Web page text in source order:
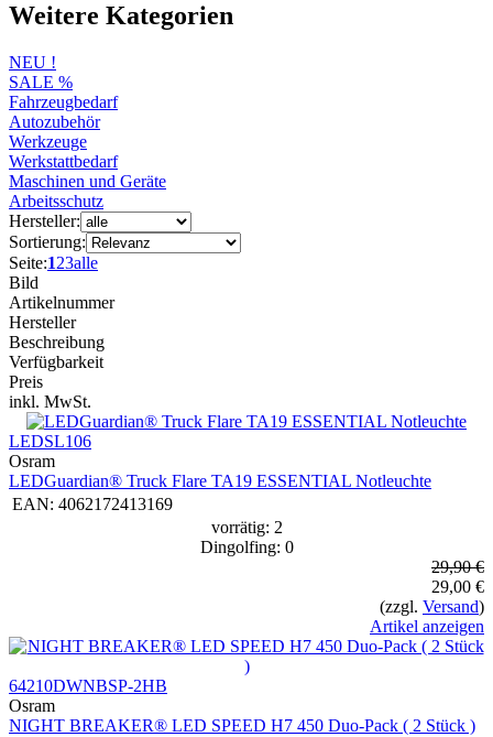
Weitere Kategorien
NEU !
SALE %
Fahrzeugbedarf
Autozubehör
Werkzeuge
Werkstattbedarf
Maschinen und Geräte
Arbeitsschutz
Hersteller:
Sortierung:
Seite:123alle
Bild
Artikelnummer
Hersteller
Beschreibung
Verfügbarkeit
Preis
inkl. MwSt.
LEDSL106
Osram
LEDGuardian® Truck Flare TA19 ESSENTIAL Notleuchte
EAN: 4062172413169
vorrätig: 2
Dingolfing: 0
29,90 €
29,00 €
(zzgl. Versand)
Artikel anzeigen
64210DWNBSP-2HB
Osram
NIGHT BREAKER® LED SPEED H7 450 Duo-Pack ( 2 Stück )